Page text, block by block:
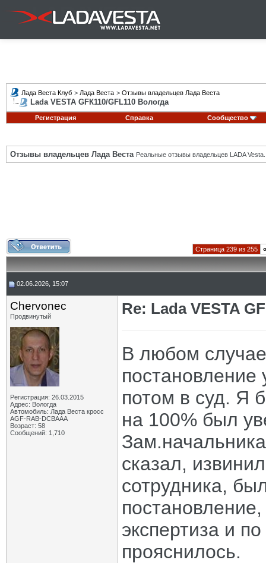
Лада Веста Клуб > Лада Веста > Отзывы владельцев Лада Веста
Lada VESTA GFК110/GFL110 Вологда
Регистрация Справка Сообщество
Отзывы владельцев Лада Веста Реальные отзывы владельцев LADA Vesta.
Страница 239 из 255 «
02.06.2026, 15:07
Chervonec
Продвинутый
Регистрация: 26.03.2015
Адрес: Вологда
Автомобиль: Лада Веста кросс
AGF-RAB-DCBAAA
Возраст: 58
Сообщений: 1,710
Re: Lada VESTA
В любом
потом в суд. Я
на 100% был
сказал,
сотрудника,
экспертиза и
прояснилось.